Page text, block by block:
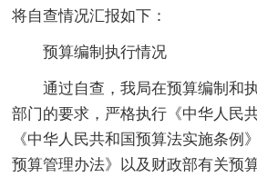
将自查情况汇报如下：
预算编制执行情况
通过自查，我局在预算编制和
部门的要求，严格执行《中华人民
《中华人民共和国预算法实施条例
预算管理办法》以及财政部有关预